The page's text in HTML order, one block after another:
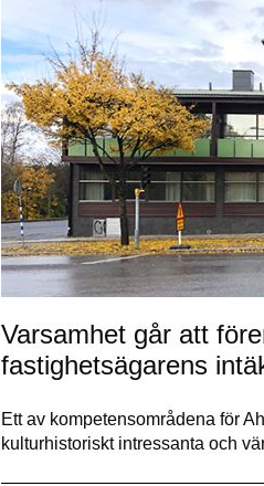
Varsamhet går att
fastighetsägarens
Ett av kompetensområdena för
kulturhistoriskt intressanta och